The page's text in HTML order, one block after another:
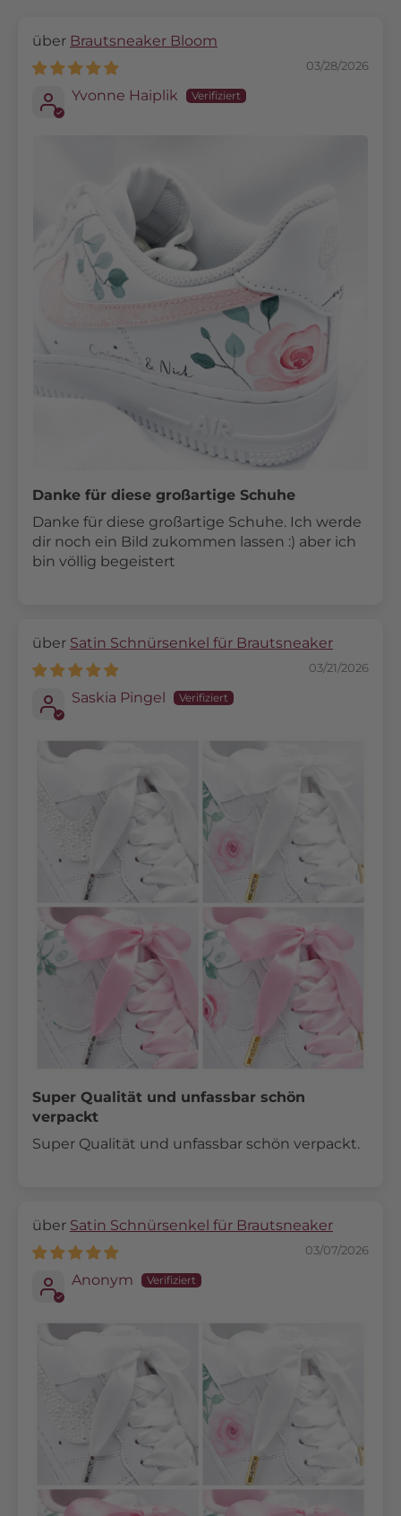
Brautsneaker Bloom
03/28/2026
Yvonne Haiplik
Danke für diese großartige Schuhe
Danke für diese großartige Schuhe. Ich werde
dir noch ein Bild zukommen lassen :) aber ich
bin völlig begeistert
Satin Schnürsenkel für Brautsneaker
03/21/2026
Saskia Pingel
Super Qualität und unfassbar schön
verpackt
Super Qualität und unfassbar schön verpackt.
Satin Schnürsenkel für Brautsneaker
03/07/2026
Anonym